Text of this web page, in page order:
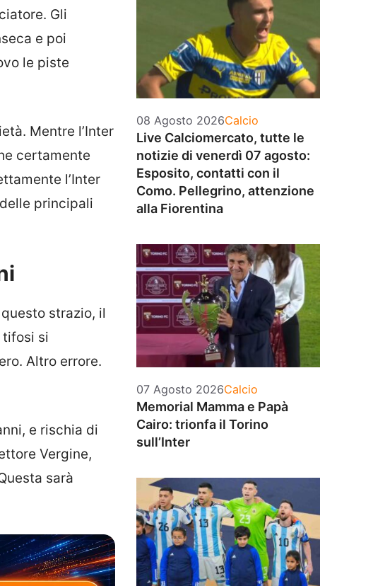
Gli
e poi
le piste
Mentre l’Inter
certamente
l’Inter
principali
strazio, il
tifosi si
Altro errore.
e rischia di
Vergine,
sarà
08 Agosto 2026Categorie
Calcio
Live Calciomercato, tutte le
notizie di venerdì 07 agosto:
Esposito, contatti con il
Como. Pellegrino, attenzione
alla Fiorentina
07 Agosto 2026Categorie
Calcio
Memorial Mamma e Papà
Cairo: trionfa il Torino
sull’Inter